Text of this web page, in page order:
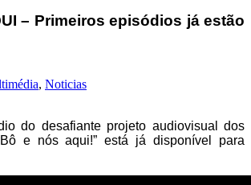
– Primeiros episódios já estão
, Noticias
do desafiante projeto audiovisual dos
e nós aqui!” está já disponível para